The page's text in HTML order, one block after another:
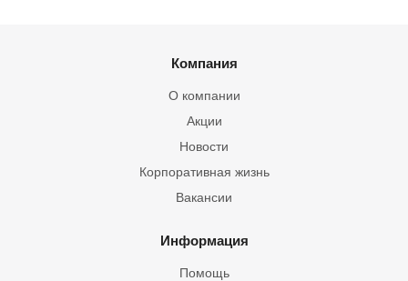
Компания
О компании
Акции
Новости
Корпоративная жизнь
Вакансии
Информация
Помощь